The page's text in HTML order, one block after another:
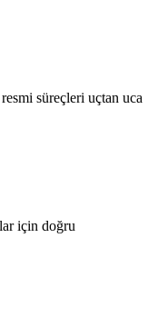
süreçleri uçtan uca
için doğru